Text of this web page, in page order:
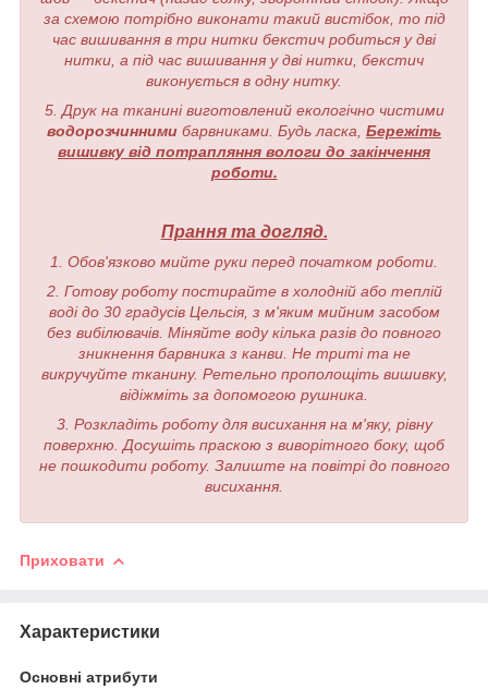
за схемою потрібно виконати такий вистібок, то під
час вишивання в три нитки бекстич робиться у дві
нитки, а під час вишивання у дві нитки, бекстич
виконується в одну нитку.
5. Друк на тканині виготовлений екологічно чистими
водорозчинними барвниками. Будь ласка, Бережіть
вишивку від потрапляння вологи до закінчення
роботи.
Прання та догляд.
1. Обов'язково мийте руки перед початком роботи.
2. Готову роботу постирайте в холодній або теплій
воді до 30 градусів Цельсія, з м'яким мийним засобом
без вибілювачів. Міняйте воду кілька разів до повного
зникнення барвника з канви. Не триті та не
викручуйте тканину. Ретельно прополощіть вишивку,
відіжміть за допомогою рушника.
3. Розкладіть роботу для висихання на м'яку, рівну
поверхню. Досушіть праскою з виворітного боку, щоб
не пошкодити роботу. Залиште на повітрі до повного
висихання.
Приховати
Характеристики
Основні атрибути